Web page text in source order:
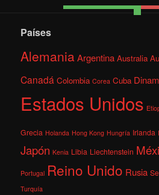
Países
AlemaniaArgentina Australia
Canadá Colombia Corea Cuba
Estados Unidos
Grecia Holanda Hong Kong Hungría Irlanda
Japón Kenia Libia Liechtenstein
Portugal Reino Unido Rusia
Turquía